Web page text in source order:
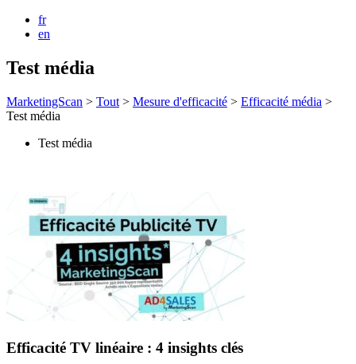
fr
en
Test média
MarketingScan > Tout > Mesure d'efficacité > Efficacité média >
Test média
Test média
Efficacité TV linéaire : 4 insights clés